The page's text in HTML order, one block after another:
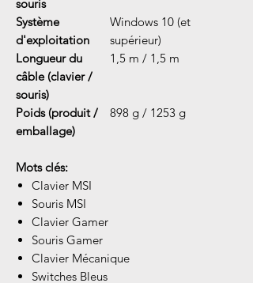
souris
Système
d'exploitation
Windows 10 (et
supérieur)
Longueur du
câble (clavier /
souris)
1,5 m / 1,5 m
Poids (produit /
emballage)
898 g / 1253 g
Mots clés:
Clavier MSI
Souris MSI
Clavier Gamer
Souris Gamer
Clavier Mécanique
Switches Bleus